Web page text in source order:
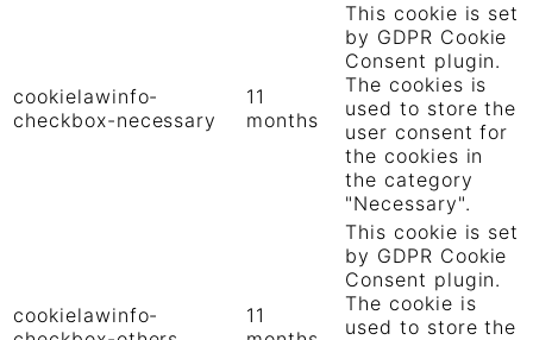
cookielawinfo-
checkbox-necessary
11
months
This cookie is set
by GDPR Cookie
Consent plugin.
The cookies is
used to store the
user consent for
the cookies in
the category
"Necessary".
cookielawinfo-
11
This cookie is set
by GDPR Cookie
Consent plugin.
The cookie is
used to store the